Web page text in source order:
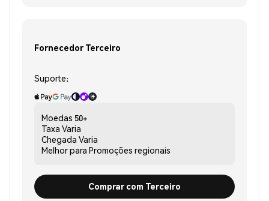
Fornecedor Terceiro
Suporte:
Moedas 50+
Taxa Varia
Chegada Varia
Melhor para Promoções regionais
Comprar com Terceiro